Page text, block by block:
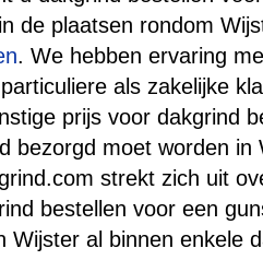
de plaatsen rondom
. We hebben ervaring
als zakelijke
prijs voor dakgrind
bezorgd moet worden in
strekt zich uit
bestellen voor een
Wijster al binnen enkele